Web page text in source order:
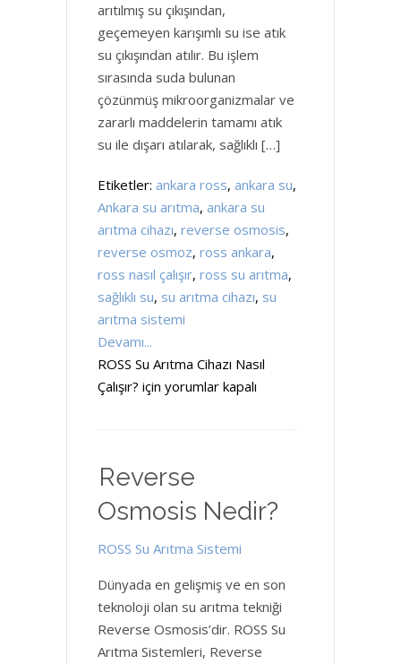
arıtılmış su çıkışından,
geçemeyen karışımlı su ise atık
su çıkışından atılır. Bu işlem
sırasında suda bulunan
çözünmüş mikroorganizmalar ve
zararlı maddelerin tamamı atık
su ile dışarı atılarak, sağlıklı […]
Etiketler: ankara ross, ankara su,
Ankara su arıtma, ankara su
arıtma cihazı, reverse osmosis,
reverse osmoz, ross ankara,
ross nasıl çalışır, ross su arıtma,
sağlıklı su, su arıtma cihazı, su
arıtma sistemi
Devamı...
ROSS Su Arıtma Cihazı Nasıl
Çalışır? için yorumlar kapalı
Reverse
Osmosis Nedir?
ROSS Su Arıtma Sistemi
Dünyada en gelişmiş ve en son
teknoloji olan su arıtma tekniği
Reverse Osmosis’dir. ROSS Su
Arıtma Sistemleri, Reverse